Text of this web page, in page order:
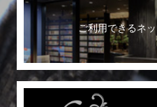
ご利用できるネ